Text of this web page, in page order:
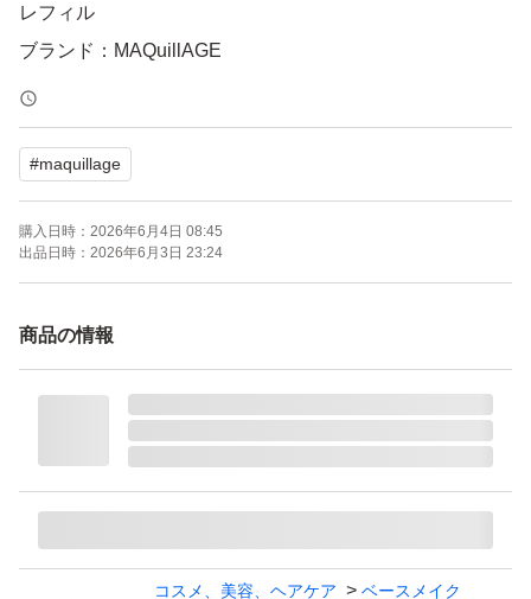
レフィル
ブランド：MAQuillAGE
#maquillage
購入日時： 2026年6月4日 08:45
出品日時： 2026年6月3日 23:24
商品の情報
コスメ、美容、ヘアケア
ベースメイク